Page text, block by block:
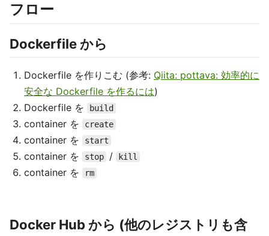
フロー
Dockerfile から
Dockerfile を作りこむ (参考: Qiita: pottava: 効率的に
安全な Dockerfile を作るには)
Dockerfile を
build
container を create
container を start
container を stop / kill
container を rm
Docker Hub から (他のレジストリも含